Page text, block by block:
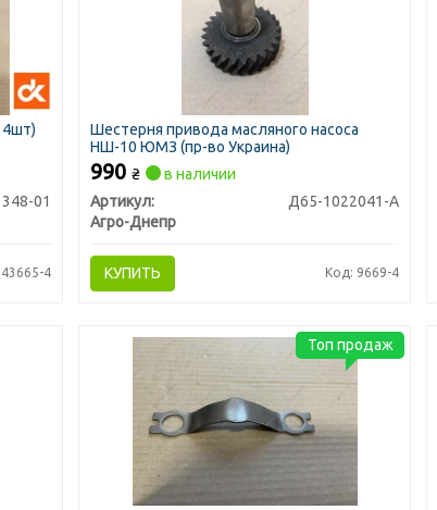
01
4
Шестерня привода масляного насоса
НШ-10 ЮМЗ (пр-во Украина)
990₴
в наличии
Артикул:
Д65-1022041-А
Агро-Днепр
КУПИТЬ Код: 9669-4
Топ продаж